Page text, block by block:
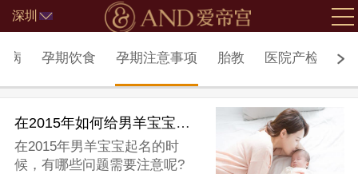
深圳
病 孕期饮食 孕期注意事项 胎教 医院产检 坐
在2015年如何给男羊宝宝起名
在2015年男羊宝宝起名的时
候，有哪些问题需要注意呢?